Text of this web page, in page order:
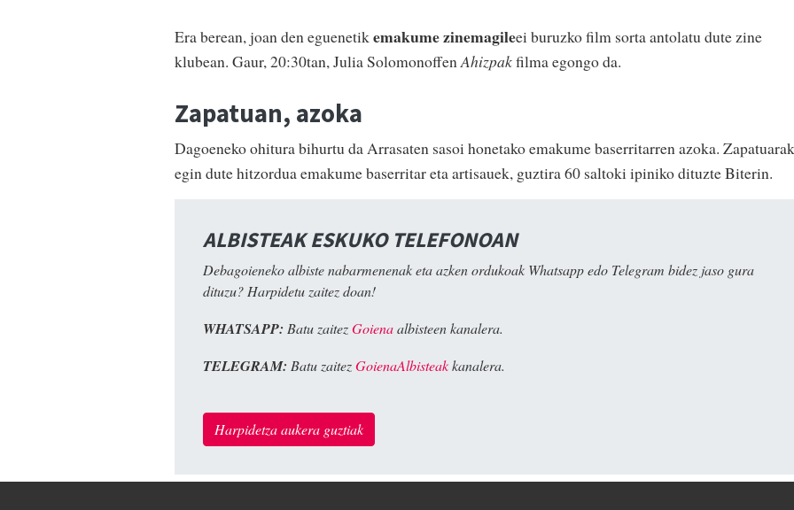
Era berean, joan den eguenetikemakume zinemagileei buruzko film sorta antolatu dute zine
klubean. Gaur, 20:30tan, Julia SolomonoffenAhizpakfilma egongo da.
Zapatuan, azoka
Dagoeneko ohitura bihurtu da Arrasaten sasoi honetako emakume baserritarren azoka.
egin dute hitzordua emakume baserritar eta artisauek, guztira 60 saltoki ipiniko dituzte Biterin.
ALBISTEAK ESKUKO TELEFONOAN
Debagoieneko albiste nabarmenenak eta azken ordukoak Whatsapp edo Telegram bidez jaso gura
dituzu? Harpidetu zaitez doan!
WHATSAPP: Batu zaitezGoienaalbisteen kanalera.
TELEGRAM: Batu zaitezGoienaAlbisteakkanalera.
Harpidetza aukera guztiak